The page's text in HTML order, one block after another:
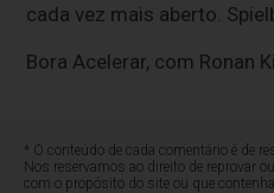
cada vez mais aberto.
Bora Acelerar, com Ronan
* O conteúdo de cada comentário é de
Nos reservamos ao direito de reprovar
com o propósito do site ou que